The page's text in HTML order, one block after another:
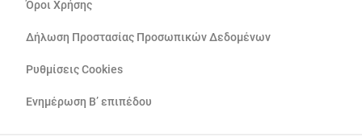
Όροι Χρήσης
Δήλωση Προστασίας Προσωπικών Δεδομένων
Ρυθμίσεις Cookies
Ενημέρωση Β’ επιπέδου